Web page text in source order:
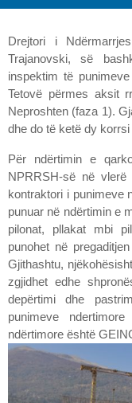
Drejtori i
Trajanovski, së
inspektim të
Tetovë përmes aksit
Neproshten (faza 1).
dhe do të ketë dy
Për ndërtimin e
NPRRSH-së në
kontraktori i punimeve
punuar në ndërtimin e
pilonat, pllakat mbi
punohet në
Gjithashtu,
zgjidhet edhe
depërtimi dhe
punimeve
ndërtimore është